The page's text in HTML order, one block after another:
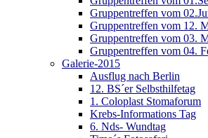
Gruppentreffen vom
Gruppentreffen vom 12.
Gruppentreffen vom 03.
Gruppentreffen vom 04.
Galerie-2015
Ausflug nach Berlin
12. BS´er Selbsthilfetag
1. Coloplast Stomaforum
Krebs-Informations Tag
6. Nds- Wundtag